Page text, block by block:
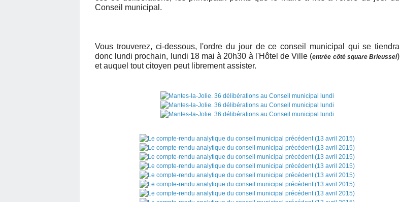
Conseil municipal.
Vous trouverez, ci-dessous, l'ordre du jour de ce conseil municipal qui se tiendra
donc lundi prochain, lundi 18 mai à 20h30 à l'Hôtel de Ville (entrée côté square Brieussel)
et auquel tout citoyen peut librement assister.